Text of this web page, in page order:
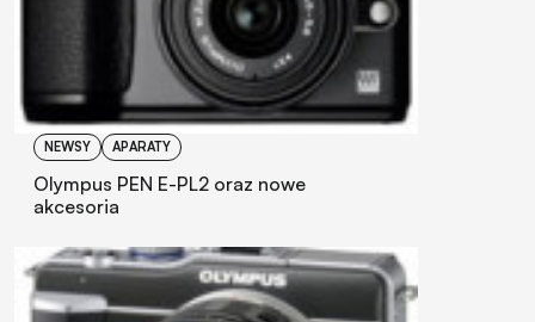
NEWSY APARATY
Olympus PEN E-PL2 oraz nowe
akcesoria